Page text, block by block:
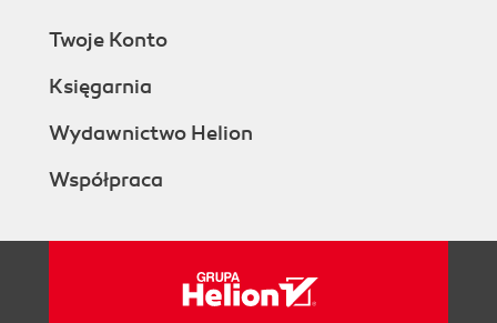
Twoje Konto
Księgarnia
Wydawnictwo Helion
Współpraca